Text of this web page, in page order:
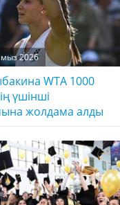
2026
WTA 1000
үшінші
жолдама алды